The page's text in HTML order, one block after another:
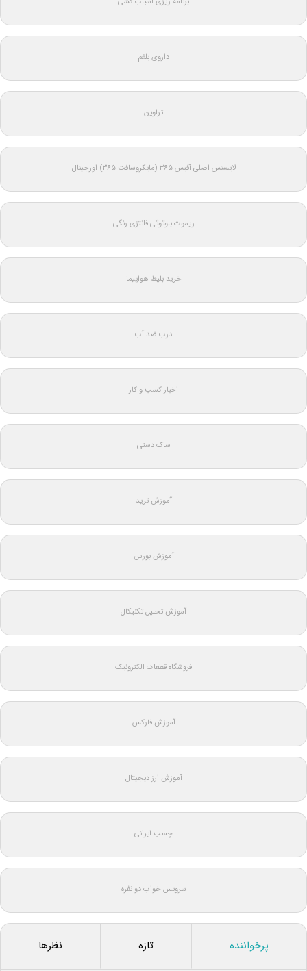
داروی بلغم
تراوین
لایسنس اصلی آفیس ۳۶۵ (مایکروسافت ۳۶۵) اورجینال
ریموت بلوتوثی فانتزی رنگی
خرید بلیط هواپیما
درب ضد آب
اخبار کسب و کار
ساک دستی
آموزش ترید
آموزش بورس
آموزش تحلیل تکنیکال
فروشگاه قطعات الکترونیک
آموزش فارکس
آموزش ارز دیجیتال
چسب ایرانی
سرویس خواب دو نفره
پرخواننده تازه نظرها